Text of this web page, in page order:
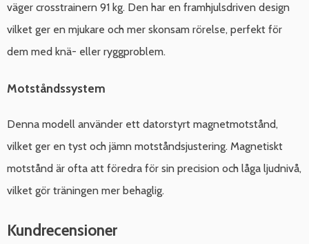
väger crosstrainern 91 kg. Den har en framhjulsdriven design
vilket ger en mjukare och mer skonsam rörelse, perfekt för
dem med knä- eller ryggproblem.
Motståndssystem
Denna modell använder ett datorstyrt magnetmotstånd,
vilket ger en tyst och jämn motståndsjustering. Magnetiskt
motstånd är ofta att föredra för sin precision och låga ljudnivå,
vilket gör träningen mer behaglig.
Kundrecensioner